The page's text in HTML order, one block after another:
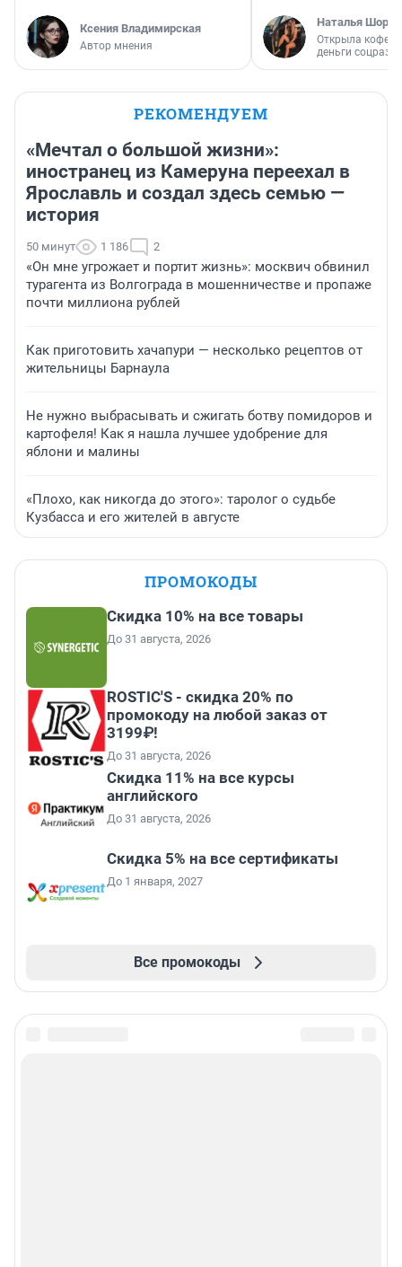
Ксения Владимирская
Автор мнения
Наталья
Открыла
деньги
РЕКОМЕНДУЕМ
«Мечтал о большой жизни»:
иностранец из Камеруна переехал в
Ярославль и создал здесь семью —
история
50 минут 1 186 2
«Он мне угрожает и портит жизнь»: москвич обвинил
турагента из Волгограда в мошенничестве и пропаже
почти миллиона рублей
Как приготовить хачапури — несколько рецептов от
жительницы Барнаула
Не нужно выбрасывать и сжигать ботву помидоров и
картофеля! Как я нашла лучшее удобрение для
яблони и малины
«Плохо, как никогда до этого»: таролог о судьбе
Кузбасса и его жителей в августе
ПРОМОКОДЫ
Скидка 10% на все товары
До 31 августа, 2026
ROSTIC'S - скидка 20% по
промокоду на любой заказ от
3199₽!
До 31 августа, 2026
Скидка 11% на все курсы
английского
До 31 августа, 2026
Скидка 5% на все сертификаты
До 1 января, 2027
Все промокоды